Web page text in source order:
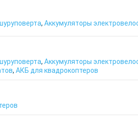
, Аккумуляторы
, Аккумуляторы
, АКБ для квадрокоптеров